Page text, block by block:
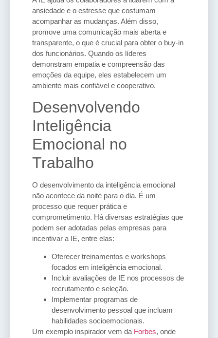
ansiedade e o estresse que costumam
acompanhar as mudanças. Além disso,
promove uma comunicação mais aberta e
transparente, o que é crucial para obter o buy-in
dos funcionários. Quando os líderes
demonstram empatia e compreensão das
emoções da equipe, eles estabelecem um
ambiente mais confiável e cooperativo.
Desenvolvendo
Inteligência
Emocional no
Trabalho
O desenvolvimento da inteligência emocional
não acontece da noite para o dia. É um
processo que requer prática e
comprometimento. Há diversas estratégias que
podem ser adotadas pelas empresas para
incentivar a IE, entre elas:
Oferecer treinamentos e workshops
focados em inteligência emocional.
Incluir avaliações de IE nos processos de
recrutamento e seleção.
Implementar programas de
desenvolvimento pessoal que incluam
habilidades socioemocionais.
Um exemplo inspirador vem da Forbes, onde